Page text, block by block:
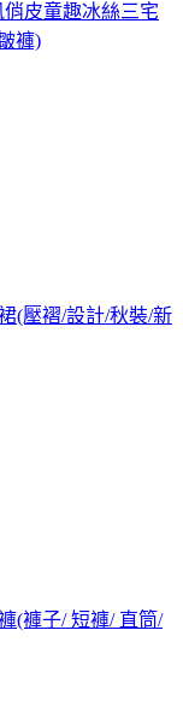
皮童趣冰絲三宅
褲)
(壓褶/設計/秋裝/新
(褲子/ 短褲/ 直筒/